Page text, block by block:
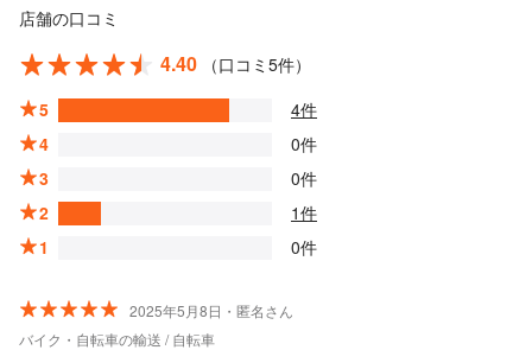
店舗の口コミ
4.40
（口コミ5件）
5
4件
4
0件
3
0件
2
1件
1
0件
2025年5月8日・匿名さん
バイク・自転車の輸送 / 自転車